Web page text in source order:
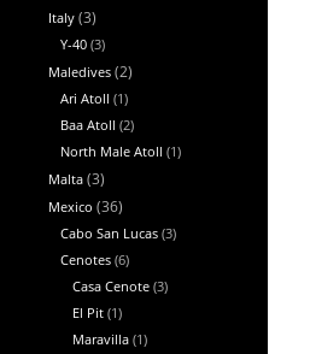
Italy (3)
Y-40 (3)
Maledives (2)
Ari Atoll (1)
Baa Atoll (2)
North Male Atoll (1)
Malta (3)
Mexico (36)
Cabo San Lucas (3)
Cenotes (6)
Casa Cenote (3)
El Pit (1)
Maravilla (1)